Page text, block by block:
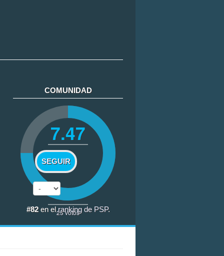
COMUNIDAD
7.47
SEGUIR
25votos
#82en elranking de PSP.